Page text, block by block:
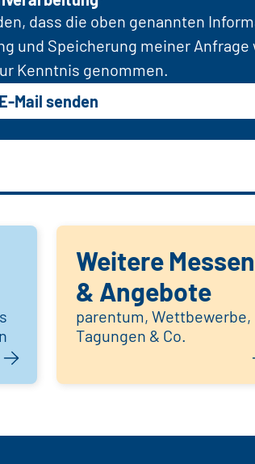
dass die oben genannten
und Speicherung meiner
Kenntnis genommen.
E-Mail senden
Weitere Messen
& Angebote
parentum, Wettbewerbe,
Tagungen & Co.